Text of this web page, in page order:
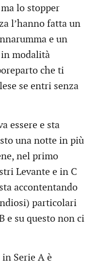
lo stopper
l’hanno fatta un
e un
modalità
che ti
se entri senza
essere e sta
una notte in più
nel primo
Levante e in C
accontentando
particolari
e su questo non ci
Serie A è